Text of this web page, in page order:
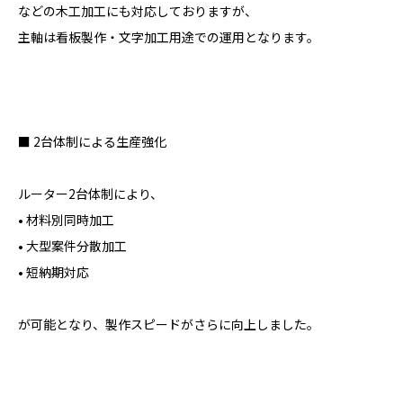
などの木工加工にも対応しておりますが、
主軸は看板製作・文字加工用途での運用となります。
■ 2台体制による生産強化
ルーター2台体制により、
• 材料別同時加工
• 大型案件分散加工
• 短納期対応
が可能となり、製作スピードがさらに向上しました。